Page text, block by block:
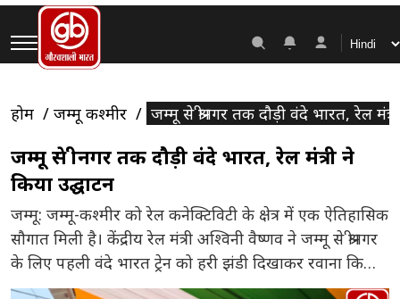
होम जम्मू कश्मीर जम्मू से श्रीनगर तक दौड़ी वंदे भारत, रेल
जम्मू से श्रीनगर तक दौड़ी वंदे भारत, रेल मंत्री ने
किया उद्घाटन
जम्मू: जम्मू-कश्मीर को रेल कनेक्टिविटी के क्षेत्र में एक ऐतिहासिक
सौगात मिली है। केंद्रीय रेल मंत्री अश्विनी वैष्णव ने जम्मू से श्रीनगर
के लिए पहली वंदे भारत ट्रेन को हरी झंडी दिखाकर रवाना किया।
इस अवसर पर रेलवे के वरिष्ठ अधिकारी, स्थानीय जनप्रतिनिधि